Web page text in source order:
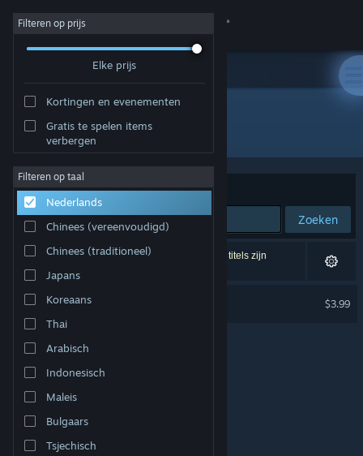
Inloggen
Community
Over
Ondersteuning
Taal wijzigen
Download de mobiele Steam-app
Desktopwebsite weergeven
Filteren op prijs
Elke prijs
Kortingen en evenementen
Gratis te spelen items
verbergen
Filteren op taal
Nederlands
Chinees (vereenvoudigd)
Chinees (traditioneel)
Japans
Koreaans
Thai
Arabisch
Indonesisch
Maleis
Bulgaars
Tsjechisch
Ontwikkelaar: AMGames TC
Sorteren op Relevantie
Zoeken
1 resultaat komt overeen met je zoekopdracht. 3 titels zijn
uitgesloten op basis van je voorkeuren.
$3.99